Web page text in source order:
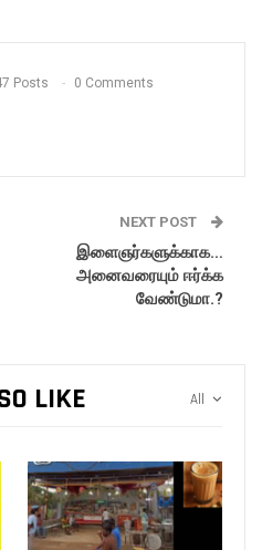
Posts 0 Comments
NEXT POST
இளைஞர்களுக்காக…
அனைவரையும் ஈர்க்க
வேண்டுமா.?
All
LIKE